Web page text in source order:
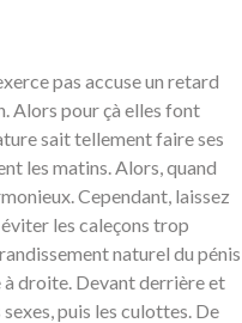
pas accuse un retard
Alors pour çà elles font
sait tellement faire ses
les matins. Alors, quand
Cependant, laissez
éviter les caleçons trop
naturel du pénis
à droite. Devant derrière et
puis les culottes. De